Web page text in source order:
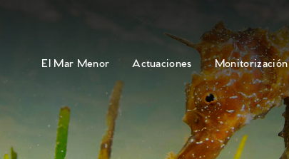
El Mar Menor Actuaciones Monitorización